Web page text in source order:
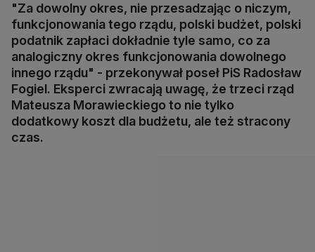
"Za dowolny okres, nie przesadzając o niczym,
funkcjonowania tego rządu, polski budżet, polski
podatnik zapłaci dokładnie tyle samo, co za
analogiczny okres funkcjonowania dowolnego
innego rządu" - przekonywał poseł PiS Radosław
Fogiel. Eksperci zwracają uwagę, że trzeci rząd
Mateusza Morawieckiego to nie tylko
dodatkowy koszt dla budżetu, ale też stracony
czas.